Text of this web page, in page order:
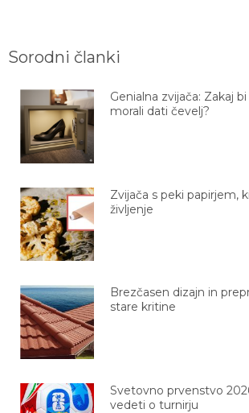
Sorodni članki
Genialna zvijača: Zakaj
morali dati čevelj?
Zvijača s peki papirjem,
življenje
Brezčasen dizajn in
stare kritine
Svetovno prvenstvo
vedeti o turnirju